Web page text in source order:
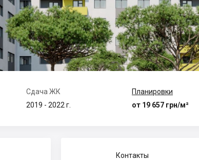
Сдача ЖК
2019 - 2022 г.
Планировки
от 19 657 грн/м²
Контакты